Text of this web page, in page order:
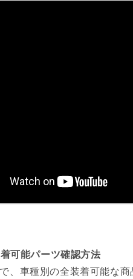
可能パーツ確認方法
、車種別の全装着可能な